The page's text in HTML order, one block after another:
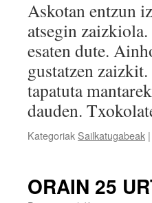
Askotan entzun
atsegin
esaten dute.
gustatzen
tapatuta
dauden.
Kategoriak Sailkatugabeak |
ORAIN 25